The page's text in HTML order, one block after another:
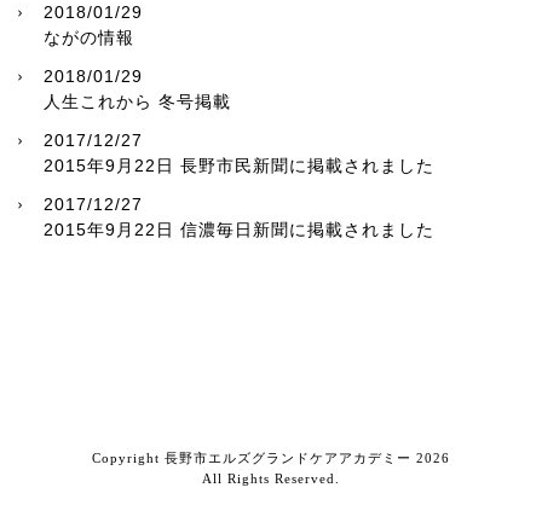
2018/01/29
ながの情報
2018/01/29
人生これから 冬号掲載
2017/12/27
2015年9月22日 長野市民新聞に掲載されました
2017/12/27
2015年9月22日 信濃毎日新聞に掲載されました
Copyright 長野市エルズグランドケアアカデミー 2026
All Rights Reserved.